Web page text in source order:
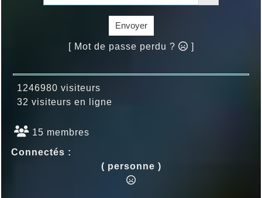
Envoyer
[ Mot de passe perdu ? ]
1246980 visiteurs
32 visiteurs en ligne
15 membres
Connectés :
( personne )